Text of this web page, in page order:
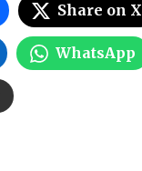
Share on X
WhatsApp